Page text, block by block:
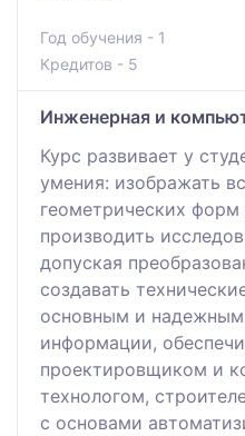
Год обучения - 1
Кредитов - 5
Инженерная и
Курс развивает у
умения: изображать
геометрических форм
производить
допуская
создавать
основным и
информации,
проектировщиком и
технологом,
с основами